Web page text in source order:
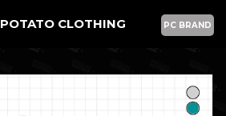
POTATO CLOTHING PC BRAND